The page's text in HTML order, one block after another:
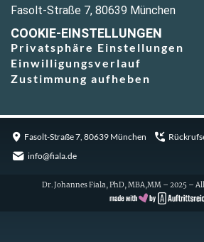
Fasolt-Straße 7, 80639 München
COOKIE-EINSTELLUNGEN
Privatsphäre Einstellungen
Einwilligungsverlauf
Zustimmung aufheben
Fasolt-Straße 7, 80639 München
info@fiala.de
Dr. Johannes Fiala, PhD, MBA,MM – 2025 –